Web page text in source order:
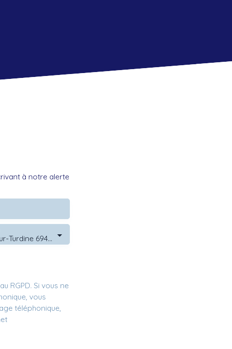
à notre alerte
Vindry-sur-Turdine 69490
RGPD. Si vous ne
vous
téléphonique,